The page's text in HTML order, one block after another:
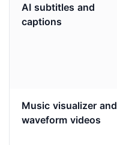
AI subtitles and
captions
Music visualizer and
waveform videos